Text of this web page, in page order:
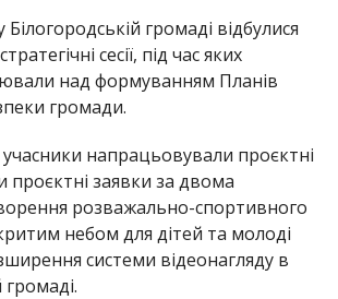
Білогородській громаді відбулися
сесії, під час яких
над формуванням Планів
громади.
напрацьовували проєктні
проєктні заявки за двома
розважально-спортивного
небом для дітей та молоді
системи відеонагляду в
громаді.